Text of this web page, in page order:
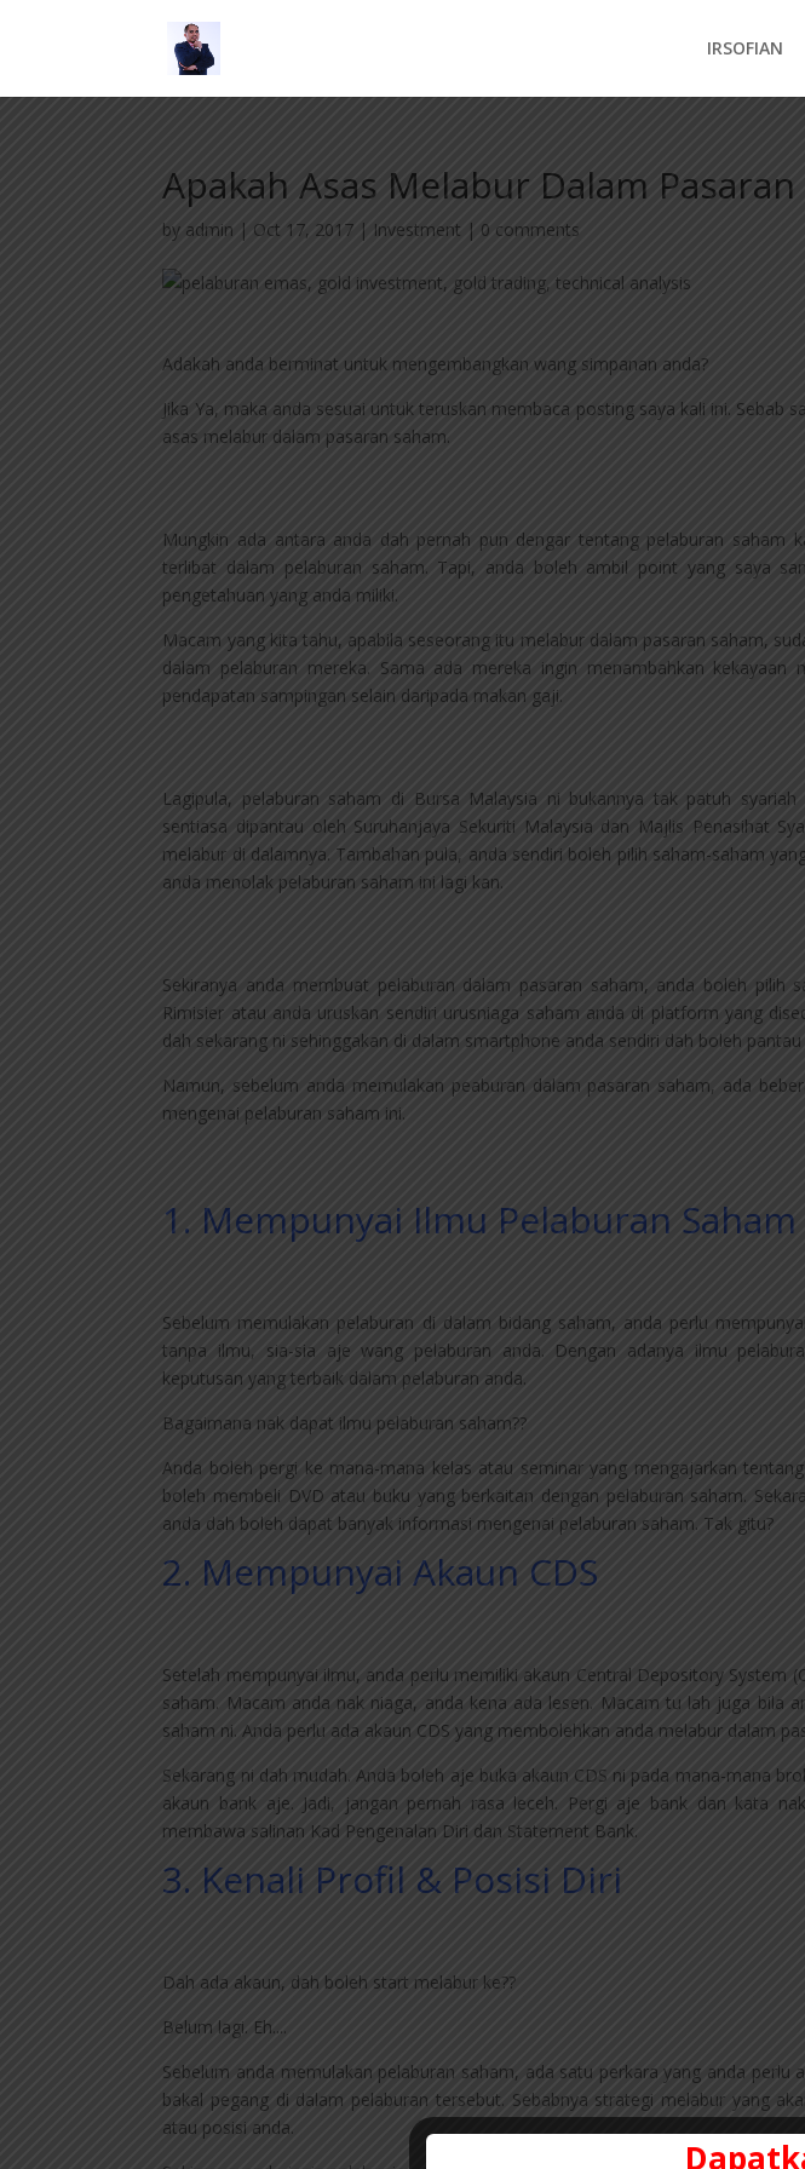
IRSOFIAN
Apakah Asas Melabur Dalam Pasaran
by admin | Oct 17, 2017 | Investment | 0 comments
Adakah anda berminat untuk mengembangkan wang simpanan anda?
Jika Ya, maka anda sesuai untuk teruskan membaca posting saya kali ini. Sebab
asas melabur dalam pasaran saham.
Mungkin ada antara anda dah pernah pun dengar tentang pelaburan saham
terlibat dalam pelaburan saham. Tapi, anda boleh ambil point yang saya
pengetahuan yang anda miliki.
Macam yang kita tahu, apabila seseorang itu melabur dalam pasaran saham,
dalam pelaburan mereka. Sama ada mereka ingin menambahkan kekayaan
pendapatan sampingan selain daripada makan gaji.
Lagipula, pelaburan saham di Bursa Malaysia ni bukannya tak patuh
sentiasa dipantau oleh Suruhanjaya Sekuriti Malaysia dan Majlis Penasihat
melabur di dalamnya. Tambahan pula, anda sendiri boleh pilih saham-saham
anda menolak pelaburan saham ini lagi kan.
Sekiranya anda membuat pelaburan dalam pasaran saham, anda boleh pilih
Rimisier atau anda uruskan sendiri urusniaga saham anda di platform yang
dah sekarang ni sehinggakan di dalam smartphone anda sendiri dah boleh
Namun, sebelum anda memulakan peaburan dalam pasaran saham, ada
mengenai pelaburan saham ini.
1. Mempunyai Ilmu Pelaburan Saham
Sebelum memulakan pelaburan di dalam bidang saham, anda perlu
tanpa ilmu, sia-sia aje wang pelaburan anda. Dengan adanya ilmu
keputusan yang terbaik dalam pelaburan anda.
Bagaimana nak dapat ilmu pelaburan saham??
Anda boleh pergi ke mana-mana kelas atau seminar yang mengajarkan
boleh membeli DVD atau buku yang berkaitan dengan pelaburan saham.
anda dah boleh dapat banyak informasi mengenai pelaburan saham. Tak gitu?
2. Mempunyai Akaun CDS
Setelah mempunyai ilmu, anda perlu memiliki akaun Central Depository System
saham. Macam anda nak niaga, anda kena ada lesen. Macam tu lah juga bila
saham ni. Anda perlu ada akaun CDS yang membolehkan anda melabur dalam
Sekarang ni dah mudah. Anda boleh aje buka akaun CDS ni pada mana-mana
akaun bank aje. Jadi, jangan pernah rasa leceh. Pergi aje bank dan kata
membawa salinan Kad Pengenalan Diri dan Statement Bank.
3. Kenali Profil & Posisi Diri
Dah ada akaun, dah boleh start melabur ke??
Belum lagi. Eh....
Sebelum anda memulakan pelaburan saham, ada satu perkara yang anda perlu
bakal pegang di dalam pelaburan tersebut. Sebabnya strategi melabur yang
atau posisi anda.